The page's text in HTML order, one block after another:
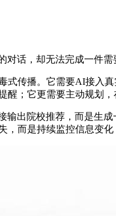
话，却无法完成一件需
传播。它需要AI接入
；它更需要主动规划，
输出院校推荐，而是
而是持续监控信息变